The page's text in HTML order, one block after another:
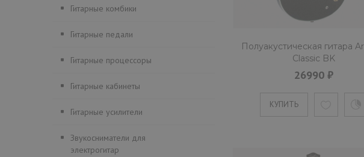
Гитарные комбики
Гитарные педали
Гитарные процессоры
Гитарные кабинеты
Гитарные усилители
Звукосниматели для
электрогитар
Полуакустическая гитара
Classic BK
26990 ₽
КУПИТЬ